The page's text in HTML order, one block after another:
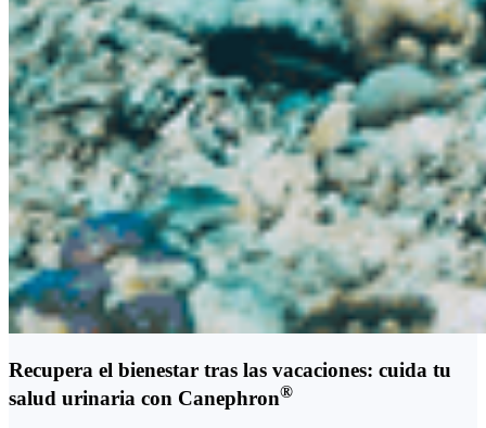
Recupera el bienestar tras las vacaciones: cuida tu
salud urinaria con Canephron®